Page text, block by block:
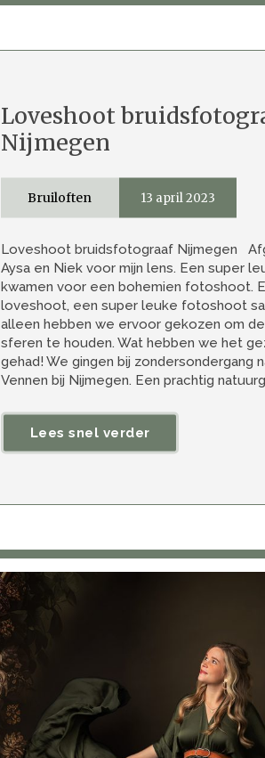
Loveshoot
Nijmegen
13 april 2023
Bruiloften
Loveshoot bruidsfotograaf Nijmegen
Aysa en Niek voor mijn lens. Een super
kwamen voor een bohemien fotoshoot.
loveshoot, een super leuke fotoshoot
alleen hebben we ervoor gekozen om
sferen te houden. Wat hebben we het
gehad! We gingen bij zondersondergang
Vennen bij Nijmegen. Een prachtig
Lees snel verder